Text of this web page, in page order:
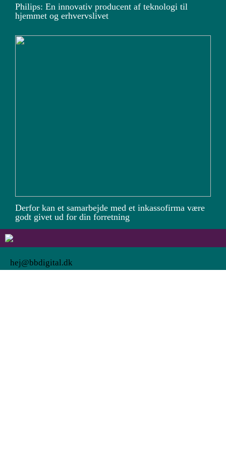
Philips: En innovativ producent af teknologi til
hjemmet og erhvervslivet
Derfor kan et samarbejde med et inkassofirma være
godt givet ud for din forretning
hej@bbdigital.dk